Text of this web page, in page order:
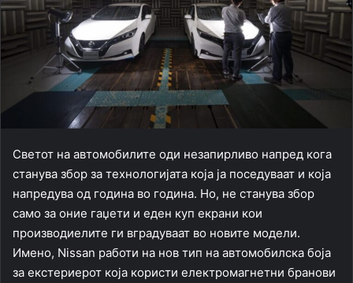
Светот на автомобилите оди незапирливо напред кога
станува збор за технологијата која ја поседуваат и која
напредува од година во година. Но, не станува збор
само за оние гаџети и еден куп екрани кои
производиелите ги вградуваат во новите модели.
Имено, Nissan работи на нов тип на автомобилска боја
за екстериерот која користи електромагнетни бранови